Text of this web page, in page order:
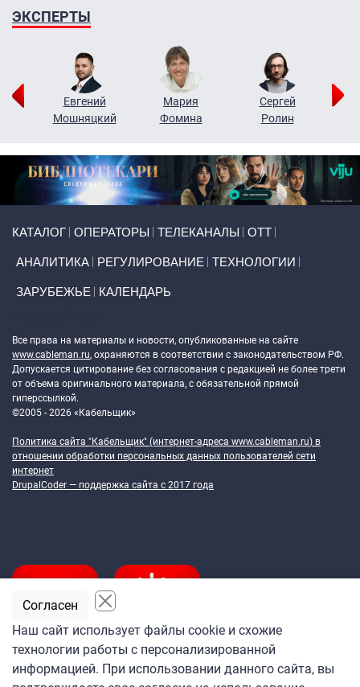
ЭКСПЕРТЫ
Евгений
Мошняцкий
Мария
Фомина
Сергей
Ролин
КАТАЛОГ ОПЕРАТОРЫ ТЕЛЕКАНАЛЫ ОТТ
АНАЛИТИКА РЕГУЛИРОВАНИЕ ТЕХНОЛОГИИ
ЗАРУБЕЖЬЕ КАЛЕНДАРЬ
Все права на материалы и новости, опубликованные на сайте
www.cableman.ru, охраняются в соответствии с законодательством РФ.
Допускается цитирование без согласования с редакцией не более трети
от объема оригинального материала, с обязательной прямой
гиперссылкой.
©2005 - 2026 «Кабельщик»
Политика сайта "Кабельщик" (интернет-адреса www.cableman.ru) в
отношении обработки персональных данных пользователей сети
интернет
DrupalCoder — поддержка сайта c 2017 года
Подпишитесь
на ежедневную рассылку
Наш сайт использует файлы cookie и схожие
технологии работы с персонализированной
информацией. При использовании данного сайта, вы
Согласен